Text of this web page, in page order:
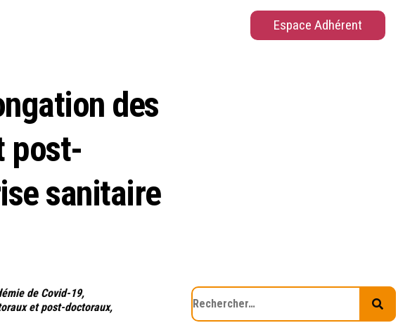
Espace Adhérent
des
post-
sanitaire
de Covid-19,
et post-doctoraux,